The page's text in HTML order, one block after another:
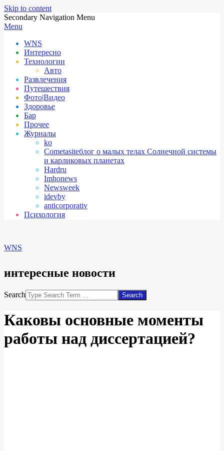
Skip to content
Secondary Navigation Menu
Menu
WNS
Интересно
Технологии
Авто
Развлечения
Путешествия
Фото|Видео
Здоровье
Бар
Прочее
Журналы
ko
Cometasiteблог о малых телах Солнечной системы
и карликовых планетах
Hardru
Imhonews
Newsweek
idevby
anticorporativ
Психология
WNS
интересные новости
Search
Каковы основные моменты
работы над диссертацией?